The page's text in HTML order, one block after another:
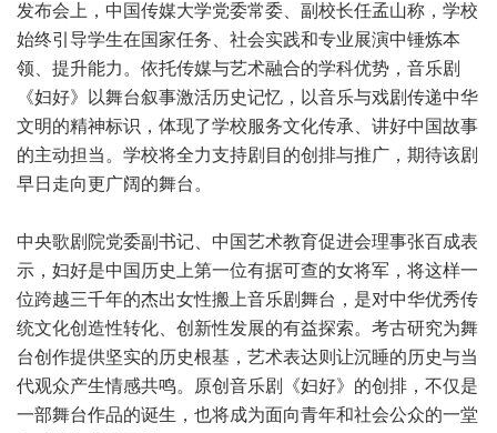
发布会上，中国传媒大学党委常委、副校长任孟山称，学校
始终引导学生在国家任务、社会实践和专业展演中锤炼本
领、提升能力。依托传媒与艺术融合的学科优势，音乐剧
《妇好》以舞台叙事激活历史记忆，以音乐与戏剧传递中华
文明的精神标识，体现了学校服务文化传承、讲好中国故事
的主动担当。学校将全力支持剧目的创排与推广，期待该剧
早日走向更广阔的舞台。
中央歌剧院党委副书记、中国艺术教育促进会理事张百成表
示，妇好是中国历史上第一位有据可查的女将军，将这样一
位跨越三千年的杰出女性搬上音乐剧舞台，是对中华优秀传
统文化创造性转化、创新性发展的有益探索。考古研究为舞
台创作提供坚实的历史根基，艺术表达则让沉睡的历史与当
代观众产生情感共鸣。原创音乐剧《妇好》的创排，不仅是
一部舞台作品的诞生，也将成为面向青年和社会公众的一堂